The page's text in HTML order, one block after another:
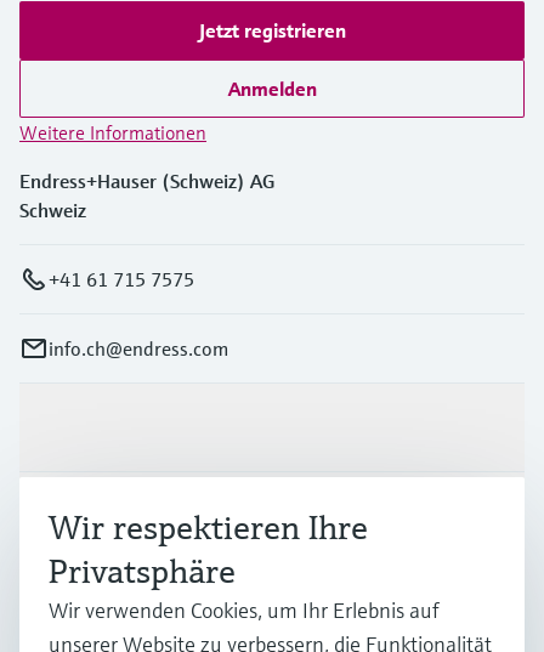
Jetzt registrieren
Anmelden
Weitere Informationen
Endress+Hauser (Schweiz) AG
Schweiz
+41 61 715 7575
info.ch@endress.com
Branchen
Support
Wir respektieren Ihre
Privatsphäre
Wir verwenden Cookies, um Ihr Erlebnis auf
unserer Website zu verbessern, die Funktionalität